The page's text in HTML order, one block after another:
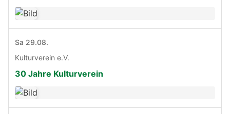
Sa 29.08.
Kulturverein e.V.
30 Jahre Kulturverein